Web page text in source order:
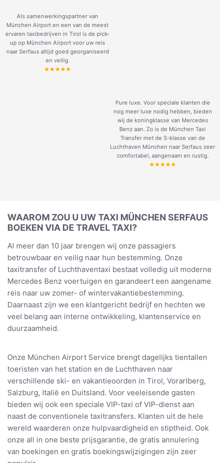
Als samenwerkingspartner van
München Airport en een van de meest
ervaren taxibedrijven in Tirol is de pick-
up op München Airport voor uw reis
naar Serfaus altijd goed georganiseerd
en veilig.
Pure luxe. Voor speciale klanten die
nog meer luxe nodig hebben, bieden
wij de koningklasse van Mercedes
Benz aan. Zo is de München Taxi
Transfer met de S-klasse van de
Luchthaven München naar Serfaus zeer
comfortabel, aangenaam en rustig.
WAAROM ZOU U UW TAXI MÜNCHEN SERFAUS
BOEKEN VIA DE TRAVEL TAXI?
Al meer dan 10 jaar brengen wij onze passagiers
betrouwbaar en veilig naar hun bestemming. Onze
taxitransfer of Luchthaventaxi bestaat volledig uit moderne
Mercedes Benz voertuigen en garandeert een aangename
reis naar uw zomer- of wintervakantiebestemming.
Daarnaast zijn we een klantgericht bedrijf en hechten we
veel belang aan interne ontwikkeling, klantenservice en
duurzaamheid.
Onze München Airport Service brengt dagelijks tientallen
toeristen van het station en de Luchthaven naar
verschillende ski- en vakantieoorden in Tirol, Vorarlberg,
Salzburg, Italië en Duitsland. Voor veeleisende gasten
bieden wij ook een speciale VIP-taxi of VIP-dienst aan
naast de conventionele taxitransfers. Klanten uit de hele
wereld waarderen onze hulpvaardigheid en stiptheid. Ook
onze all in one beste prijsgarantie, de gratis annulering
van boekingen en gratis boekingswijzigingen zijn zeer